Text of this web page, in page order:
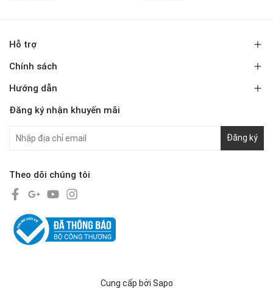
Hỗ trợ
Chính sách
Hướng dẫn
Đăng ký nhận khuyến mãi
Đăng ký
Theo dõi chúng tôi
Cung cấp bởi Sapo